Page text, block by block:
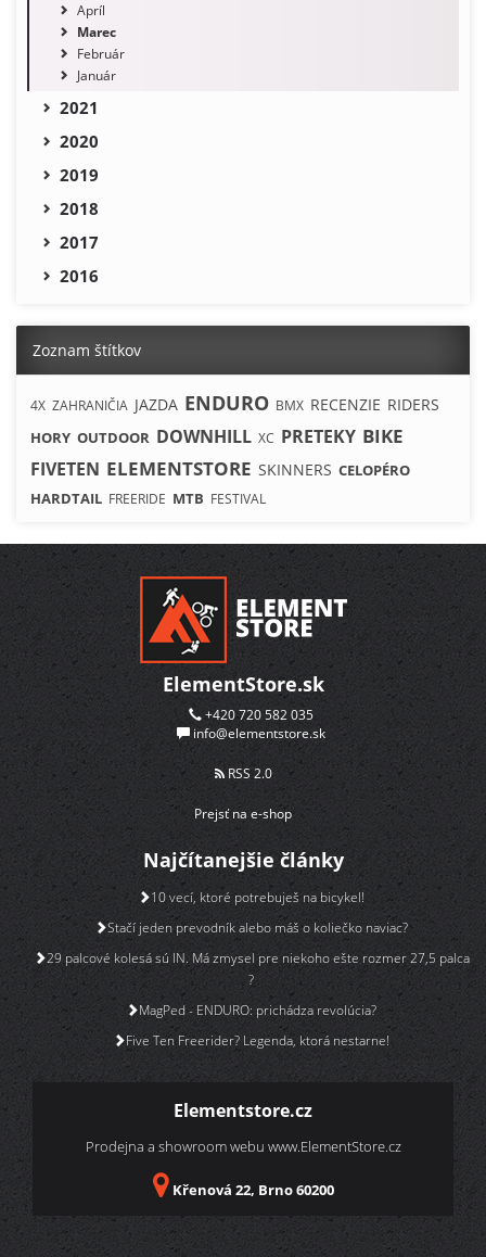
Apríl
Marec
Február
Január
2021
2020
2019
2018
2017
2016
Zoznam štítkov
4X ZAHRANIČIA JAZDA ENDURO BMX RECENZIE RIDERS
HORY OUTDOOR DOWNHILL XC PRETEKY BIKE
FIVETEN ELEMENTSTORE SKINNERS CELOPÉRO
HARDTAIL FREERIDE MTB FESTIVAL
ElementStore.sk
+420 720 582 035
info@elementstore.sk
RSS 2.0
Prejsť na e-shop
Najčítanejšie články
10 vecí, ktoré potrebuješ na bicykel!
Stačí jeden prevodník alebo máš o koliečko naviac?
29 palcové kolesá sú IN. Má zmysel pre niekoho ešte rozmer 27,5 palca
?
MagPed - ENDURO: prichádza revolúcia?
Five Ten Freerider? Legenda, ktorá nestarne!
Elementstore.cz
Prodejna a showroom webu www.ElementStore.cz
Křenová 22, Brno 60200